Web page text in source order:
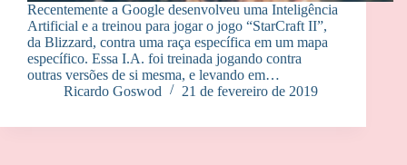
Recentemente a Google desenvolveu uma Inteligência
Artificial e a treinou para jogar o jogo “StarCraft II”,
da Blizzard, contra uma raça específica em um mapa
específico. Essa I.A. foi treinada jogando contra
outras versões de si mesma, e levando em…
Ricardo Goswod
21 de fevereiro de 2019